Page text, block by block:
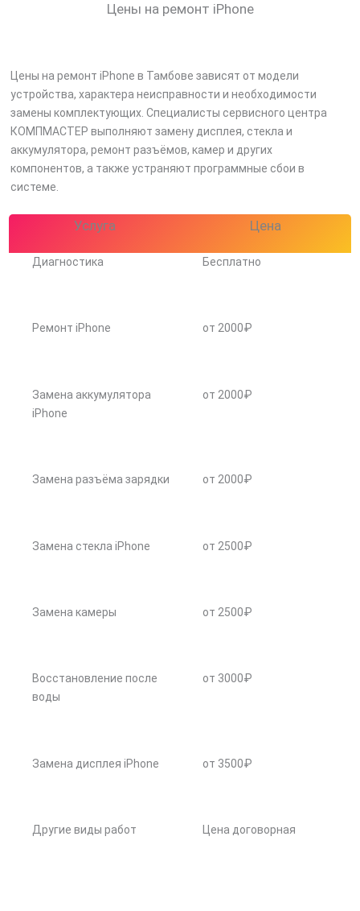
Цены на ремонт iPhone
Цены на ремонт iPhone в Тамбове зависят от модели
устройства, характера неисправности и необходимости
замены комплектующих. Специалисты сервисного центра
КОМПМАСТЕР выполняют замену дисплея, стекла и
аккумулятора, ремонт разъёмов, камер и других
компонентов, а также устраняют программные сбои в
системе.
Услуга Цена
Диагностика Бесплатно
Ремонт iPhone от 2000₽
Замена аккумулятора
iPhone
от 2000₽
Замена разъёма зарядки от 2000₽
Замена стекла iPhone от 2500₽
Замена камеры от 2500₽
Восстановление после
воды
от 3000₽
Замена дисплея iPhone от 3500₽
Другие виды работ Цена договорная